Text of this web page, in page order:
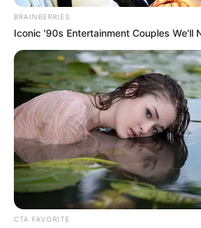
BRAINBERRIES
Iconic '90s Entertainment Couples We'll
CTA FAVORITE